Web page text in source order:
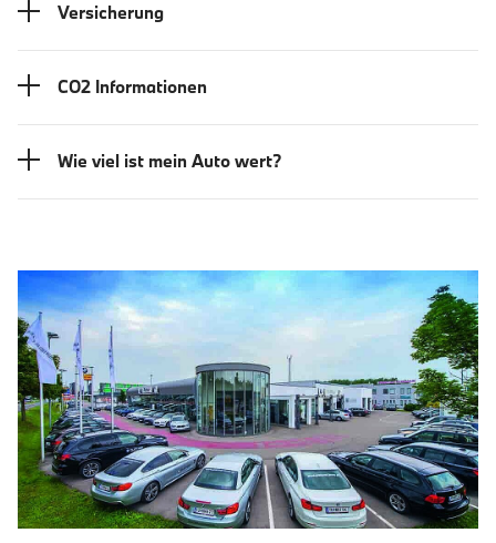
Versicherung
CO2 Informationen
Wie viel ist mein Auto wert?